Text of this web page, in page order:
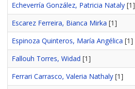
Echeverría González, Patricia Nataly [1]
Escarez Ferreira, Bianca Mirka [1]
Espinoza Quinteros, María Angélica [1]
Fallouh Torres, Widad [1]
Ferrari Carrasco, Valeria Nathaly [1]